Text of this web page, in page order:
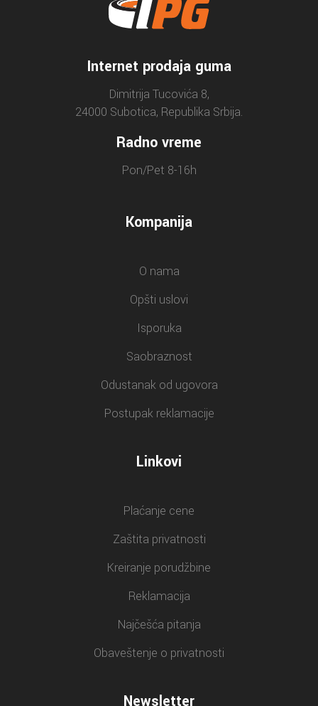
Internet prodaja guma
Dimitrija Tucovića 8,
24000 Subotica, Republika Srbija.
Radno vreme
Pon/Pet 8-16h
Kompanija
O nama
Opšti uslovi
Isporuka
Saobraznost
Odustanak od ugovora
Postupak reklamacije
Linkovi
Plaćanje cene
Zaštita privatnosti
Kreiranje porudžbine
Reklamacija
Najčešća pitanja
Obaveštenje o privatnosti
Newsletter